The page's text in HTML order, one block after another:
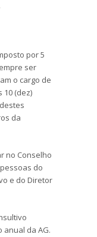
por 5
ser
o cargo de
10 (dez)
da
no Conselho
do
e do Diretor
da AG.